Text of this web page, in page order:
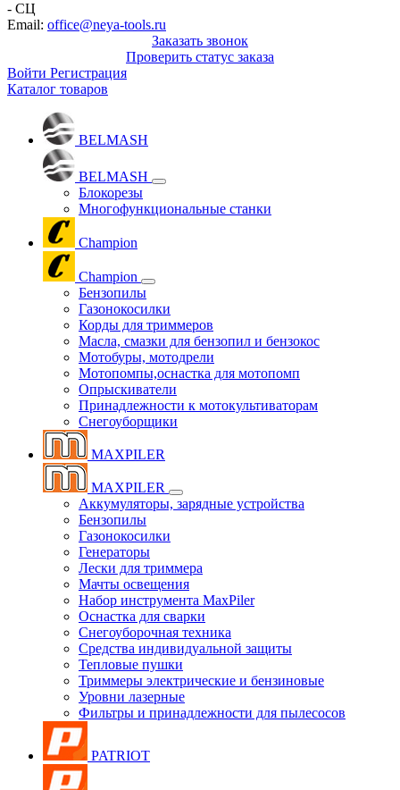
- СЦ
Email: office@neya-tools.ru
Заказать звонок
Проверить статус заказа
Войти Регистрация
Каталог товаров
BELMASH
BELMASH
Блокорезы
Многофункциональные станки
Champion
Champion
Бензопилы
Газонокосилки
Корды для триммеров
Масла, смазки для бензопил и бензокос
Мотобуры, мотодрели
Мотопомпы,оснастка для мотопомп
Опрыскиватели
Принадлежности к мотокультиваторам
Снегоуборщики
MAXPILER
MAXPILER
Аккумуляторы, зарядные устройства
Бензопилы
Газонокосилки
Генераторы
Лески для триммера
Мачты освещения
Набор инструмента MaxPiler
Оснастка для сварки
Снегоуборочная техника
Средства индивидуальной защиты
Тепловые пушки
Триммеры электрические и бензиновые
Уровни лазерные
Фильтры и принадлежности для пылесосов
PATRIOT